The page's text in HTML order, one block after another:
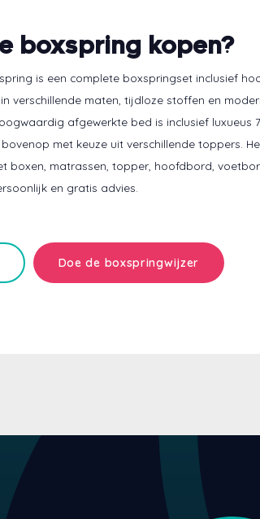
boxspring kopen?
is een complete boxspringset inclusief
verschillende maten, tijdloze stoffen en
afgewerkte bed is inclusief luxueus
met keuze uit verschillende toppers.
boxen, matrassen, topper, hoofdbord,
en gratis advies.
Doe de boxspringwijzer